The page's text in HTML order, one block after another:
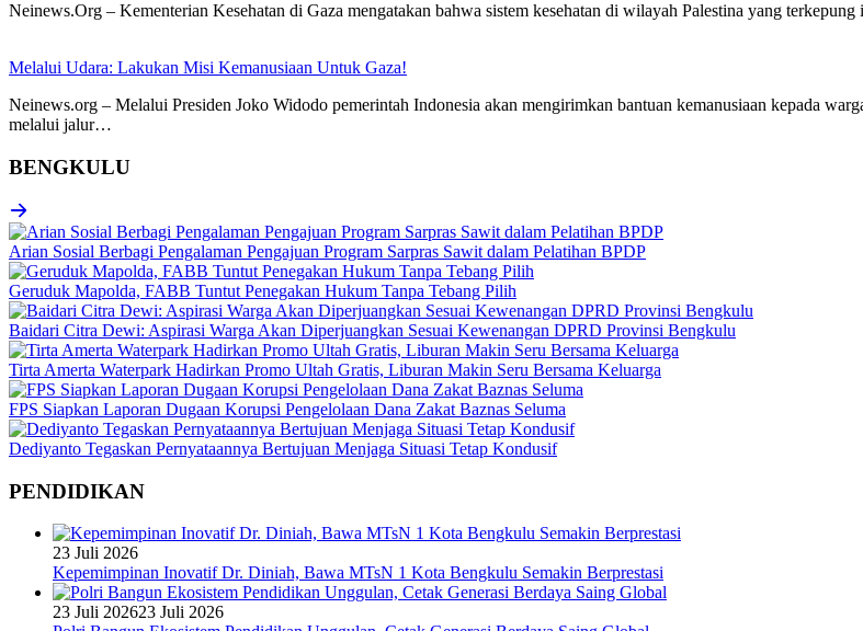
Neinews.Org – Kementerian Kesehatan di Gaza mengatakan bahwa sistem kesehatan di wilayah Palestina yang
Melalui Udara: Lakukan Misi Kemanusiaan Untuk Gaza!
Neinews.org – Melalui Presiden Joko Widodo pemerintah Indonesia akan mengirimkan bantuan kemanusiaan kepada
melalui jalur…
BENGKULU
Arian Sosial Berbagi Pengalaman Pengajuan Program Sarpras Sawit dalam Pelatihan BPDP
Geruduk Mapolda, FABB Tuntut Penegakan Hukum Tanpa Tebang Pilih
Baidari Citra Dewi: Aspirasi Warga Akan Diperjuangkan Sesuai Kewenangan DPRD Provinsi Bengkulu
Tirta Amerta Waterpark Hadirkan Promo Ultah Gratis, Liburan Makin Seru Bersama Keluarga
FPS Siapkan Laporan Dugaan Korupsi Pengelolaan Dana Zakat Baznas Seluma
Dediyanto Tegaskan Pernyataannya Bertujuan Menjaga Situasi Tetap Kondusif
PENDIDIKAN
23 Juli 2026
Kepemimpinan Inovatif Dr. Diniah, Bawa MTsN 1 Kota Bengkulu Semakin Berprestasi
23 Juli 202623 Juli 2026